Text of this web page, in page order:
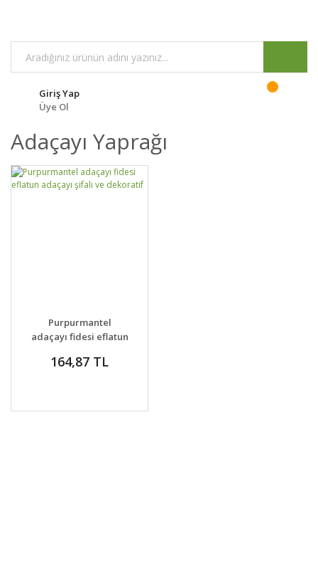
Giriş Yap
Üye Ol
Adaçayı Yaprağı
DETAYLAR
VER
Purpurmantel
adaçayı fidesi eflatun
dekoratif
164,87 TL